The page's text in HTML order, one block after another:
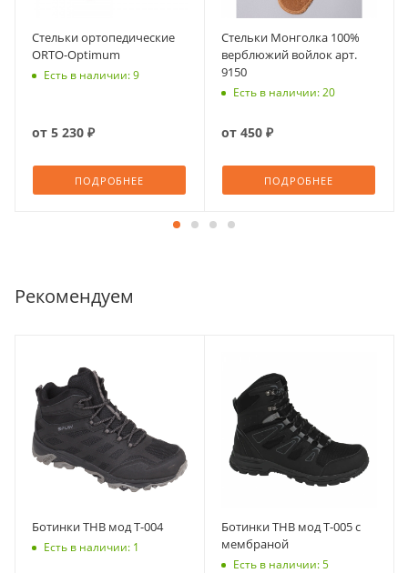
Стельки ортопедические
ORTO-Optimum
Есть в наличии: 9
от 5 230 ₽
ПОДРОБНЕЕ
Стельки Монголка 100%
верблюжий войлок арт.
9150
Есть в наличии: 20
от 450 ₽
ПОДРОБНЕЕ
Рекомендуем
Ботинки THB мод T-004
Есть в наличии: 1
Ботинки THB мод T-005 с
мембраной
Есть в наличии: 5